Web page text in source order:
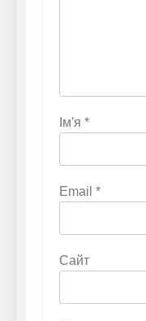
Ім'я *
Email *
Сайт